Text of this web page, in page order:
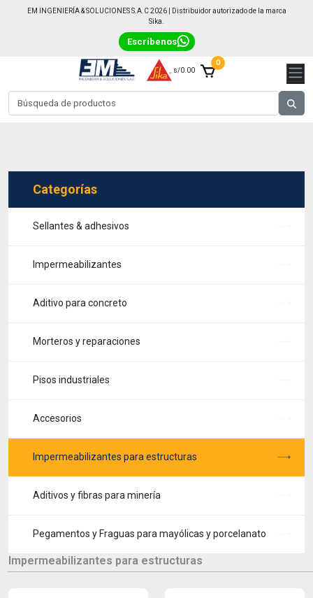
EM INGENIERÍA & SOLUCIONES S.A.C 2026 | Distribuidor autorizado de la marca
Sika.
Escríbenos
s/0.00
0
Categorías
Sellantes & adhesivos
Impermeabilizantes
Aditivo para concreto
Morteros y reparaciones
Pisos industriales
Accesorios
Impermeabilizantes para estructuras
Aditivos y fibras para minería
Pegamentos y Fraguas para mayólicas y porcelanato
Impermeabilizantes para estructuras